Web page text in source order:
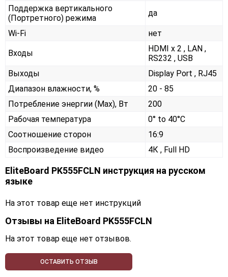
Поддержка вертикального
(Портретного) режима
да
Wi-Fi нет
Входы
HDMI x 2 , LAN ,
RS232 , USB
Выходы
Display Port , RJ45
Диапазон влажности, %
20 - 85
Потребление энергии (Max), Вт
200
Рабочая температура
0° to 40°C
Соотношение сторон
16:9
Воспроизведение видео
4К , Full HD
EliteBoard PK555FCLN инструкция на русском
языке
На этот товар еще нет инструкций
Отзывы на EliteBoard PK555FCLN
На этот товар еще нет отзывов.
ОСТАВИТЬ ОТЗЫВ